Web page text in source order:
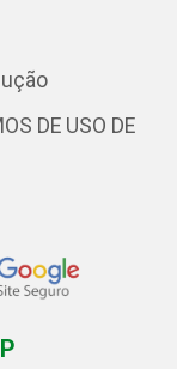
DE USO DE